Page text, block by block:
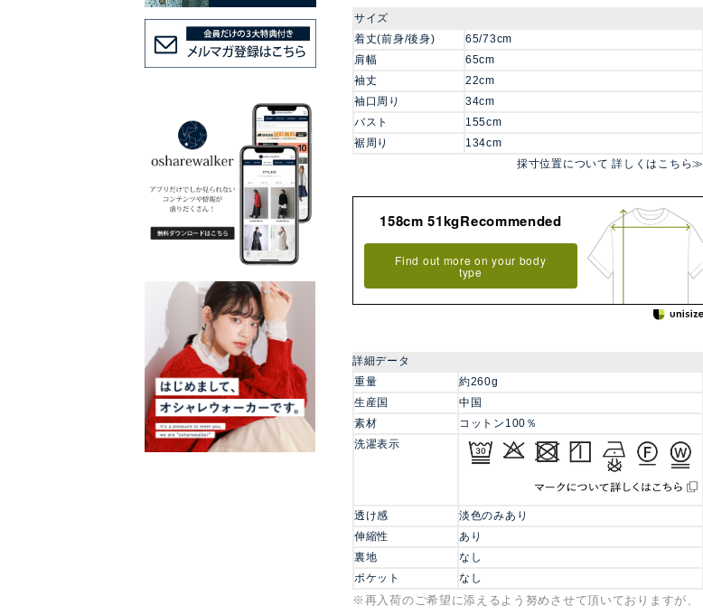
サイズ
着丈(前身/後身)
65/73cm
肩幅
65cm
袖丈
22cm
袖口周り
34cm
バスト
155cm
裾周り
134cm
採寸位置について 詳しくはこちら≫
158cm 51kgRecommended
Find out more on your body
type
詳細データ
重量
約260g
生産国
中国
素材
コットン100％
洗濯表示
透け感
淡色のみあり
伸縮性
あり
裏地
なし
ポケット
なし
※再入荷のご希望に添えるよう努めさせて頂いておりますが、